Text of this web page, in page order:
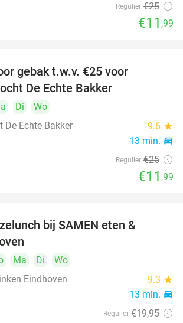
Regulier €25
€11 ,99
gebak t.w.v. €25 voor
De Echte Bakker
Di
Wo
De Echte Bakker
9.6 star
13 min. directions_car
Regulier €25
€11 ,99
bij SAMEN eten &
Ma Di
Wo
Eindhoven
9.3 star
13 min. directions_car
Regulier €19,95